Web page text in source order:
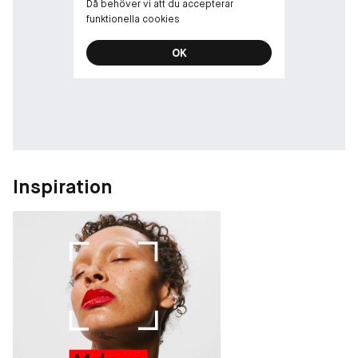
Då behöver vi att du accepterar
funktionella cookies
OK
Inspiration